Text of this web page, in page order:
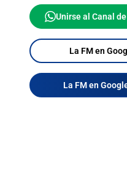
Unirse al Canal
La FM en
La FM en